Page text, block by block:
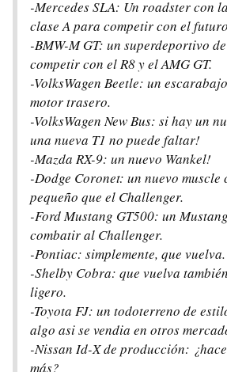
-Mercedes SLA: Un roadster con
clase A para competir con el
-BMW-M GT: un superdeportivo
competir con el R8 y el AMG GT.
-VolksWagen Beetle: un
motor trasero.
-VolksWagen New Bus: si hay un
una nueva T1 no puede faltar!
-Mazda RX-9: un nuevo Wankel!
-Dodge Coronet: un nuevo muscle
pequeño que el Challenger.
-Ford Mustang GT500: un
combatir al Challenger.
-Pontiac: simplemente, que vuelva.
-Shelby Cobra: que vuelva
ligero.
-Toyota FJ: un todoterreno de
algo asi se vendia en otros
-Nissan Id-X de producción:
más?